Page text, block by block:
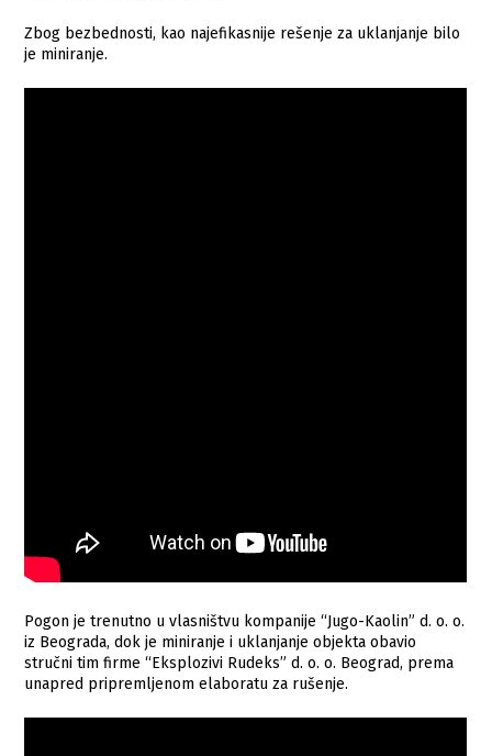
Zbog bezbednosti, kao najefikasnije rešenje za uklanjanje bilo
je miniranje.
Pogon je trenutno u vlasništvu kompanije “Jugo-Kaolin” d. o. o.
iz Beograda, dok je miniranje i uklanjanje objekta obavio
stručni tim firme “Eksplozivi Rudeks” d. o. o. Beograd, prema
unapred pripremljenom elaboratu za rušenje.